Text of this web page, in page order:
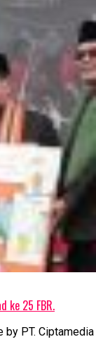
ke 25 FBR.
by PT. Ciptamedia